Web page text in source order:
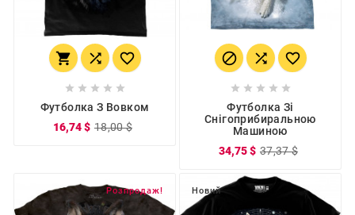
  
    
Футболка З Вовком
16,74 $ 18,00 $
  
    
Футболка Зі
Снігоприбиральною
Машиною
34,75 $ 37,37 $
Розпродаж! Новий